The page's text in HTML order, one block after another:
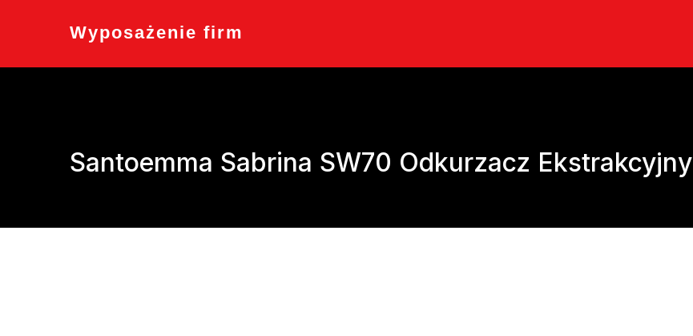
Wyposażenie firm
Santoemma Sabrina SW70 Odkurzacz Ekstrakcyjny